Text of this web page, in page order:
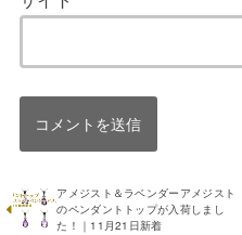
アメジスト＆ラベンダーアメジスト
のペンダントトップが入荷しまし
た！｜11月21日新着